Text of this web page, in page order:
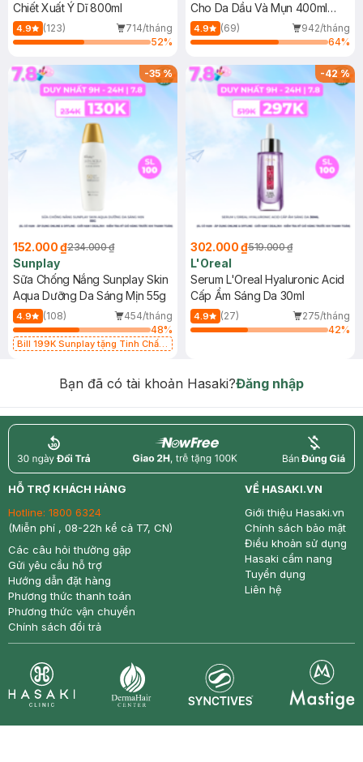
Chiết Xuất Ý Dĩ 800ml
4.9 (123)
714/tháng
52%
Cho Da Dầu Và Mụn 400ml
(Mới)
4.9 (69)
942/tháng
64%
-35%
152.000 ₫234.000 ₫
Sunplay
Sữa Chống Nắng Sunplay Skin
Aqua Dưỡng Da Sáng Mịn 55g
4.9 (108)
454/tháng
48%
Bill 199K Sunplay tặng Tinh Chất
-42%
302.000 ₫519.000 ₫
L'Oreal
Serum L'Oreal Hyaluronic Acid
Cấp Ẩm Sáng Da 30ml
4.9 (27)
275/tháng
42%
Bạn đã có tài khoản Hasaki?Đăng nhập
return nowfree price
HỖ TRỢ KHÁCH HÀNG
Hotline: 1800 6324
(Miễn phí , 08-22h kể cả T7, CN)
Các câu hỏi thường gặp
Gửi yêu cầu hỗ trợ
Hướng dẫn đặt hàng
Phương thức thanh toán
Phương thức vận chuyển
Chính sách đổi trả
VỀ HASAKI.VN
Giới thiệu Hasaki.vn
Chính sách bảo mật
Điều khoản sử dụng
Hasaki cẩm nang
Tuyển dụng
Liên hệ